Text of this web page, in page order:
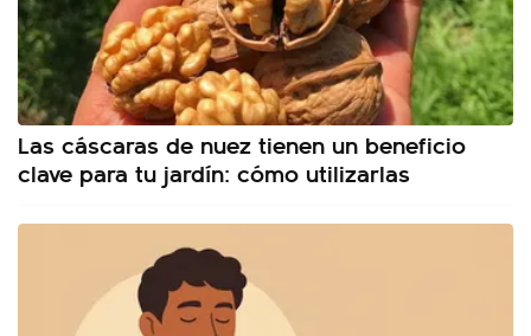
Las cáscaras de nuez tienen un beneficio
clave para tu jardín: cómo utilizarlas